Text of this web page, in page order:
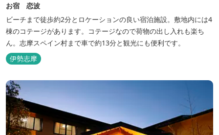
お宿 恋波
ビーチまで徒歩約2分とロケーションの良い宿泊施設。敷地内には4
棟のコテージがあります。コテージなので荷物の出し入れも楽ち
ん。志摩スペイン村まで車で約13分と観光にも便利です。
伊勢志摩